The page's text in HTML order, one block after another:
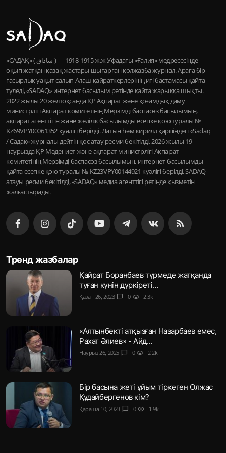
«САДАҚ» ( ساداق ) — 1915-1918 ж.ж Уфадағы «Ғалия» медресесінде
оқып жатқан қазақ жастары шығарған қолжазба журнал. Араға бір
ғасырлық уақыт салып Алаш қайраткерлерінің игі бастамасы қайта
түледі, «SADAQ» интернет басылым ретінде қайта жарыққа шықты.
2022 жылы 20 желтоқсанда ҚР Ақпарат және қоғамдық даму
министрлігі Ақпарат комитетінің Мерзімді баспасөз басылымын,
ақпарат агенттігін және желілік басылымды есепке қою туралы №
KZ69VPY00061352 куәлігі берілді. Латын һәм кирилл қарпіндегі «Sadaq
/ Садақ» журналы дейтін қос атау ресми бекітілді. 2026 жылы 19
наурызда ҚР Мәдениет және ақпарат министрлігі Ақпарат
комитетінің Мерзімді баспасөз басылымын, интернет-басылымды
қайта есепке қою туралы № KZ23VPY00144921 куәлігі берілді. SADAQ
атауы ресми бекітілді, «SADAQ» медиа агенттігі ретінде қызметін
жалғастырады.
Тренд жазбалар
Қайрат Боранбаев түрмеде жатқанда
туған күнін дүркіреті...
Қазан 26, 2023 chat_bubble 0 visibility 2.3k
«Алтынбекті атқызған Назарбаев емес,
Рахат Әлиев» - Айд...
Наурыз 26, 2025 chat_bubble 0 visibility 2.2k
Бір басына жеті ұйым тіркеген Олжас
Құдайбергенов кім?
Қараша 10, 2023 chat_bubble 0 visibility 1.9k